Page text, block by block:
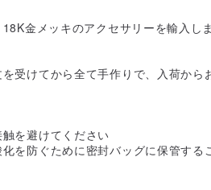
金メッキのアクセサリーを輸入しま
受けてから全て手作りで、入荷から
を避けてください
を防ぐために密封バッグに保管する